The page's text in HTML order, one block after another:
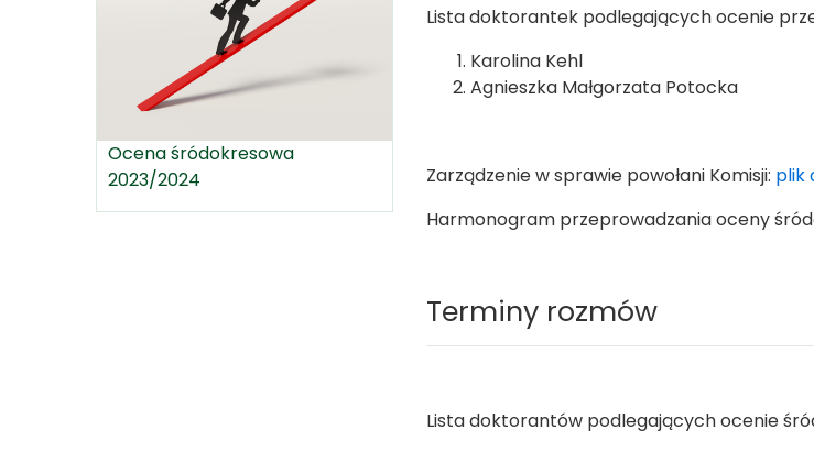
Ocena śródokresowa
2023/2024
Lista doktorantek podlegających ocenie
Karolina Kehl
Agnieszka Małgorzata Potocka
Zarządzenie w sprawie powołani Komisji: plik
Harmonogram przeprowadzania oceny
Terminy rozmów
Lista doktorantów podlegających ocenie